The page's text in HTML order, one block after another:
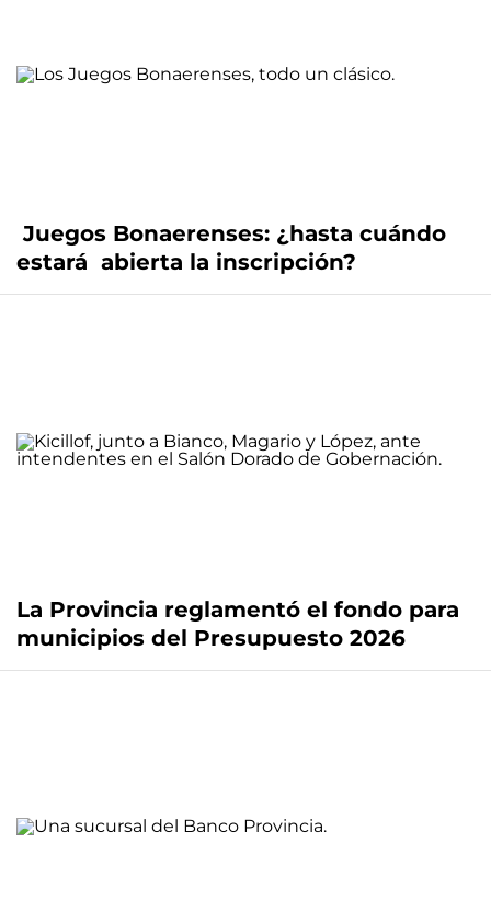
Juegos Bonaerenses: ¿hasta cuándo
estará abierta la inscripción?
La Provincia reglamentó el fondo para
municipios del Presupuesto 2026